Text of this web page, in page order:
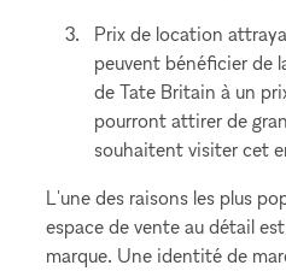
Prix de location
peuvent bénéficier de
de Tate Britain à un
pourront attirer de
souhaitent visiter cet
L'une des raisons les plus
espace de vente au détail
marque. Une identité de